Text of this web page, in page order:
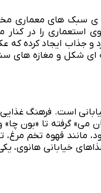
ی سبک های معماری
استعماری را در کنار
جذاب ایجاد کرده که
شکل و مغازه های
است. فرهنگ
گرفته تا «بون
قهوه تخم مرغ،
خیابانی هانوی،